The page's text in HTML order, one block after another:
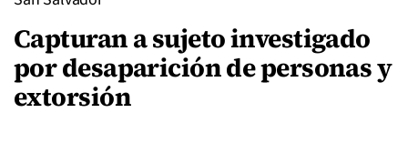
Capturan a sujeto investigado
por desaparición de personas y
extorsión